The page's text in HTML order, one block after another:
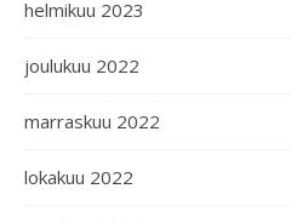
helmikuu 2023
joulukuu 2022
marraskuu 2022
lokakuu 2022